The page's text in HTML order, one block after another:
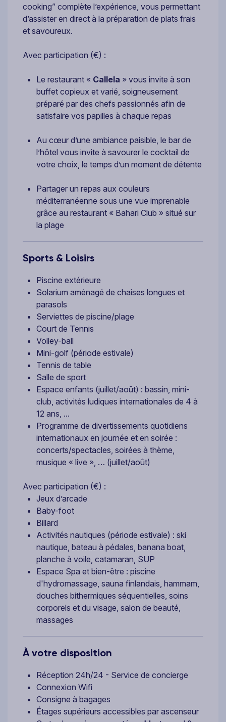
cooking” complète l’expérience, vous permettant
d’assister en direct à la préparation de plats frais
et savoureux.
Avec participation (€) :
Le restaurant « Callela » vous invite à son
buffet copieux et varié, soigneusement
préparé par des chefs passionnés afin de
satisfaire vos papilles à chaque repas
Au cœur d’une ambiance paisible, le bar de
l’hôtel vous invite à savourer le cocktail de
votre choix, le temps d’un moment de détente
Partager un repas aux couleurs
méditerranéenne sous une vue imprenable
grâce au restaurant « Bahari Club » situé sur
la plage
Sports & Loisirs
Piscine extérieure
Solarium aménagé de chaises longues et
parasols
Serviettes de piscine/plage
Court de Tennis
Volley-ball
Mini-golf (période estivale)
Tennis de table
Salle de sport
Espace enfants (juillet/août) : bassin, mini-
club, activités ludiques internationales de 4 à
12 ans, ...
Programme de divertissements quotidiens
internationaux en journée et en soirée :
concerts/spectacles, soirées à thème,
musique « live », … (juillet/août)
Avec participation (€) :
Jeux d’arcade
Baby-foot
Billard
Activités nautiques (période estivale) : ski
nautique, bateau à pédales, banana boat,
planche à voile, catamaran, SUP
Espace Spa et bien-être : piscine
d'hydromassage, sauna finlandais, hammam,
douches bithermiques séquentielles, soins
corporels et du visage, salon de beauté,
massages
À votre disposition
Réception 24h/24 - Service de concierge
Connexion Wifi
Consigne à bagages
Étages supérieurs accessibles par ascenseur